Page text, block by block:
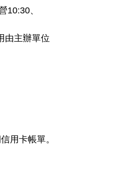
10:30、
由主辦單位
用卡帳單。